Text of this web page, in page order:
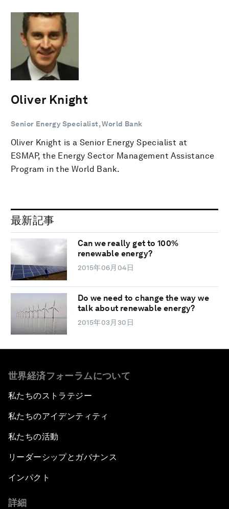
Oliver Knight
Senior Energy Specialist, World Bank
Oliver Knight is a Senior Energy Specialist at
ESMAP, the Energy Sector Management Assistance
Program in the World Bank.
最新記事
Can we really get to 100%
renewable energy?
2015年06月04日
Do we need to change the way we
talk about renewable energy?
2015年03月30日
世界経済フォーラムについて
私たちのストラテジー
私たちのアイデンティティ
私たちの活動
リーダーシップとガバナンス
インパクト
詳細